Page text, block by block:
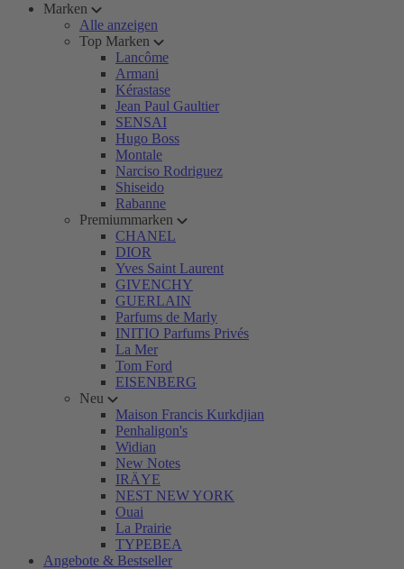
Marken
Alle anzeigen
Top Marken
Lancôme
Armani
Kérastase
Jean Paul Gaultier
SENSAI
Hugo Boss
Montale
Narciso Rodriguez
Shiseido
Rabanne
Premiummarken
CHANEL
DIOR
Yves Saint Laurent
GIVENCHY
GUERLAIN
Parfums de Marly
INITIO Parfums Privés
La Mer
Tom Ford
EISENBERG
Neu
Maison Francis Kurkdjian
Penhaligon's
Widian
New Notes
IRÄYE
NEST NEW YORK
Ouai
La Prairie
TYPEBEA
Angebote & Bestseller